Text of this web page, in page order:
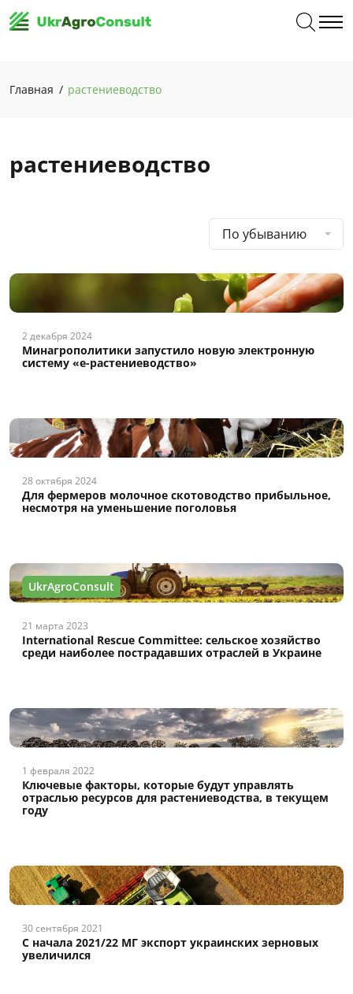
Главная растениеводство
растениеводство
По убыванию
2 декабря 2024
Минагрополитики запустило новую электронную
систему «е-растениеводство»
28 октября 2024
Для фермеров молочное скотоводство прибыльное,
несмотря на уменьшение поголовья
UkrAgroConsult
21 марта 2023
International Rescue Committee: сельское хозяйство
среди наиболее пострадавших отраслей в Украине
1 февраля 2022
Ключевые факторы, которые будут управлять
отраслью ресурсов для растениеводства, в текущем
году
30 сентября 2021
С начала 2021/22 МГ экспорт украинских зерновых
увеличился